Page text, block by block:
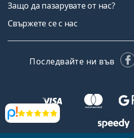
Прегледи
Защо да пазарувате от нас?
Свържете се с нас
Последвайте ни във